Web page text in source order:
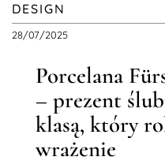
DESIGN
28/07/2025
Porcelana
– prezent
klasą, który
wrażenie